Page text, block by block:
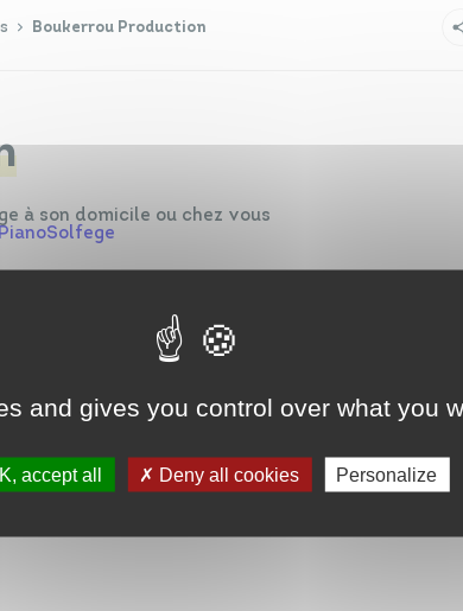
Boukerrou Production
à son domicile ou chez vous
and gives you control over what you
accept all Deny all cookies Personalize